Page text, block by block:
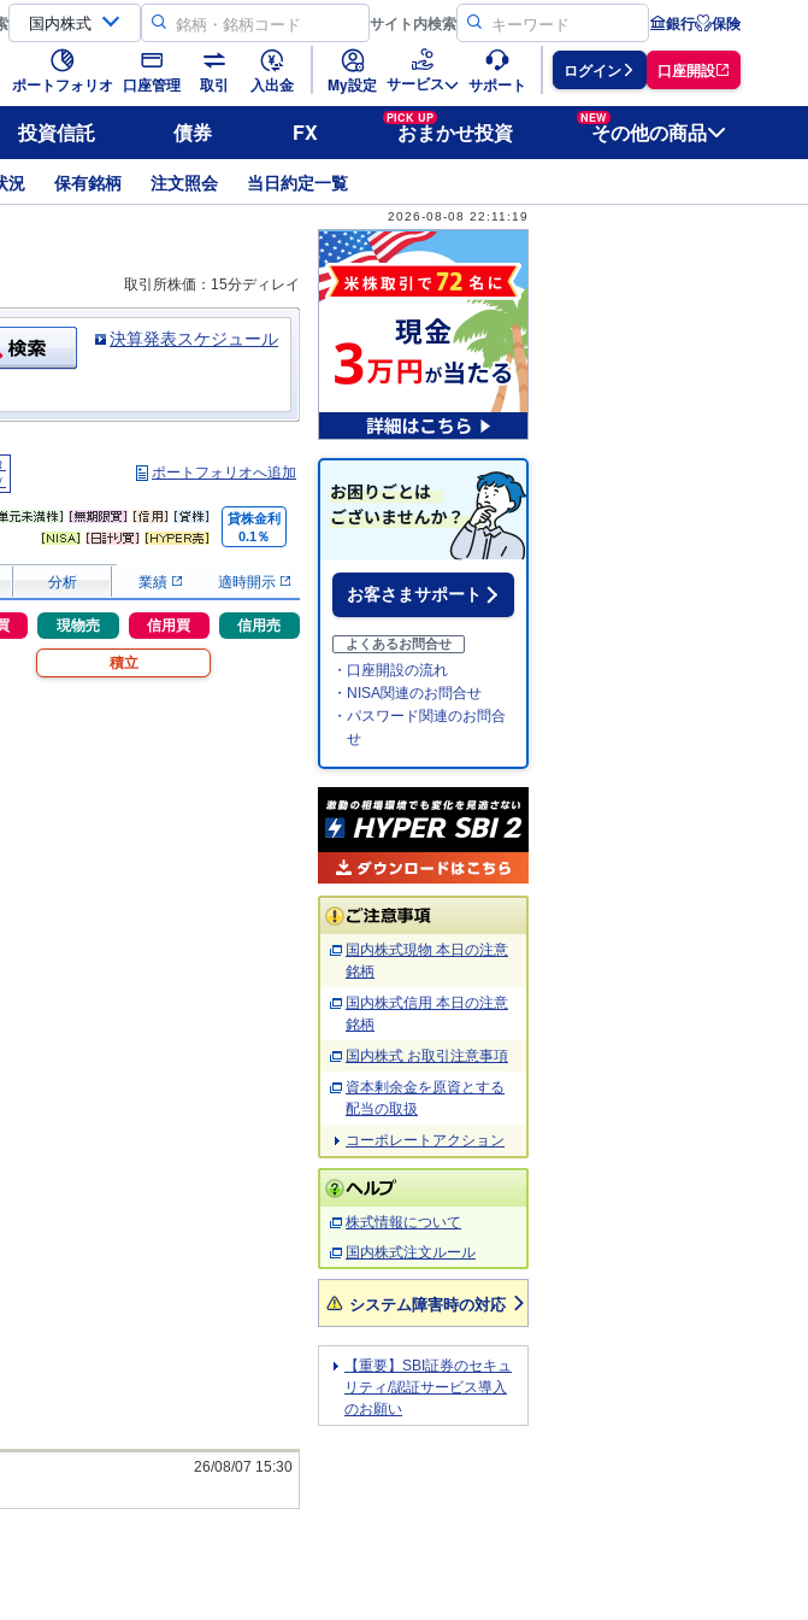
サイト内検索 銀行 保険
ポートフォリオ 口座管理 取引 入出金 My設定 サービス サポート
ログイン 口座開設
投資信託 債券 FX
PICK UP
おまかせ投資
NEW
その他の商品
況 保有銘柄 注文照会 当日約定一覧
2026-08-08 22:11:19
取引所株価：15分ディレイ
決算発表スケジュール
ポートフォリオへ追加
貸株金利
0.1％
分析 業績 適時開示
現物売 信用買 信用売
積立
26/08/07 15:30
お客さまサポート
よくあるお問合せ
・口座開設の流れ
・NISA関連のお問合せ
・パスワード関連のお問合
せ
国内株式現物 本日の注意
銘柄
国内株式信用 本日の注意
銘柄
国内株式 お取引注意事項
資本剰余金を原資とする
配当の取扱
コーポレートアクション
株式情報について
国内株式注文ルール
システム障害時の対応
【重要】SBI証券のセキュ
リティ/認証サービス導入
のお願い